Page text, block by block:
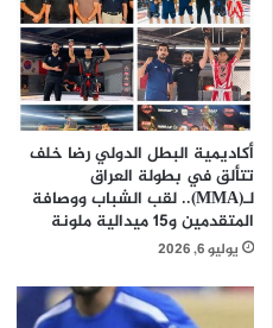
ن
…
س
ت
ح
ق
ا
ق
د
ي
م
ق
ر
ش
ة
ع
م
ل
ل
ر
ف
ع
ف
ا
أكاديمية البطل الدولي رضا خلف
تتألق في بطولة العراق
لـ(MMA).. لقب الشباب ووصافة
المتقدمين و15 ميدالية ملونة
يوليو 6, 2026